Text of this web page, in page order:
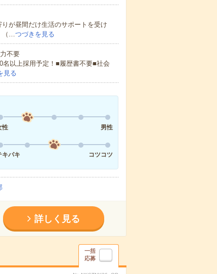
が昼間だけ生活のサポートを受け
（…つづきを見る
不要
以上採用予定！■履歴書不要■社会
見る
性
男性
キパキ
コツコツ
詳しく見る
一括
応募